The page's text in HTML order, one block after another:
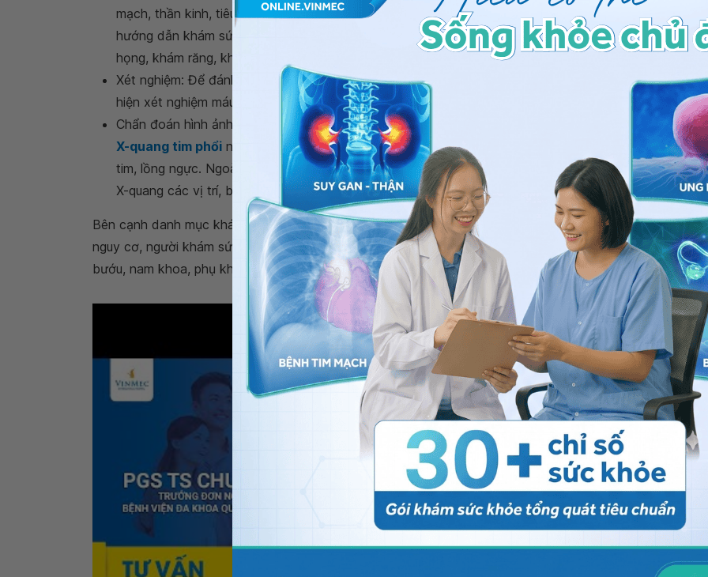
mạch, thần kinh, tiêu hóa, thận-tiết niệu, cơ xương khớp,... Sau khi khám tổng quát, bác sĩ sẽ
hướng dẫn khám sức khỏe chuyên khoa cho người bệnh bao gồm: khám mắt, khám tai mũi
họng, khám răng, khám da liễu...
Xét nghiệm: Để đánh giá các chỉ số trong cơ thể, người khám sức khỏe định kỳ sẽ được thực
hiện xét nghiệm máu và xét nghiệm nước tiểu.
Chẩn đoán hình ảnh: Trong giấy khám sức khỏe định kỳ bắt buộc sẽ bao gồm chụp phim
X-quang tim phổi nhằm phát hiện sớm các tổn thương ở phổi cùng các vấn đề liên quan đến
tim, lồng ngực. Ngoài ra, tùy tình trạng mỗi người đến khám, bác sĩ có thể chỉ định chụp phim
X-quang các vị trí, bộ phận khác trên cơ thể.
Bên cạnh danh mục khám sức khỏe định kỳ bắt buộc như trên, tùy theo đặc điểm độ tuổi, yếu tố
nguy cơ, người khám sức khỏe có thể lựa chọn mở rộng gói khám thêm các chuyên khoa như ung
bướu, nam khoa, phụ khoa, lão khoa,...